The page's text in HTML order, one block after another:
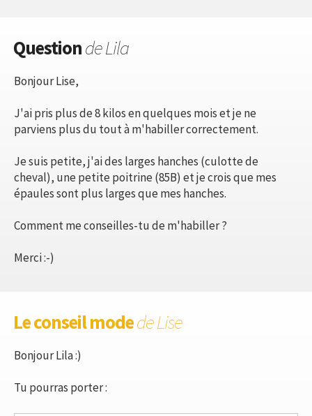
Questionde Lila
Bonjour Lise,
J'ai pris plus de 8 kilos en quelques mois et je ne
parviens plus du tout à m'habiller correctement.
Je suis petite, j'ai des larges hanches (culotte de
cheval), une petite poitrine (85B) et je crois que mes
épaules sont plus larges que mes hanches.
Comment me conseilles-tu de m'habiller ?
Merci :-)
Le conseil modede Lise
Bonjour Lila :)
Tu pourras porter :